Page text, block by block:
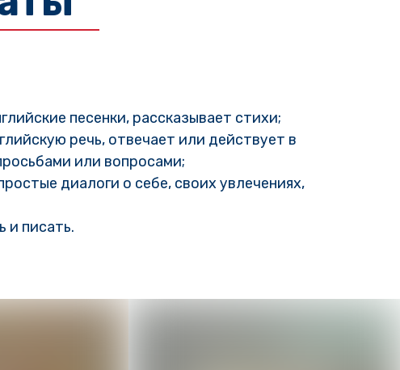
песенки, рассказывает стихи;
речь, отвечает или действует в
или вопросами;
диалоги о себе, своих увлечениях,
и писать.